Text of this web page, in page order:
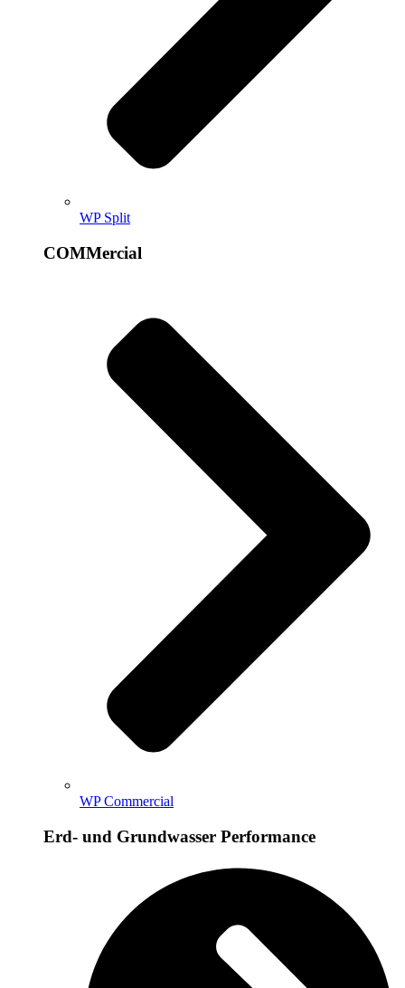
WP Split
COMMercial
WP Commercial
Erd- und Grundwasser Performance